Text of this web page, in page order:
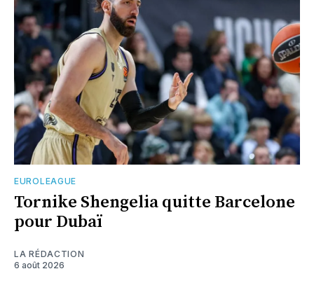
EUROLEAGUE
Tornike Shengelia quitte Barcelone
pour Dubaï
LA RÉDACTION
6 août 2026